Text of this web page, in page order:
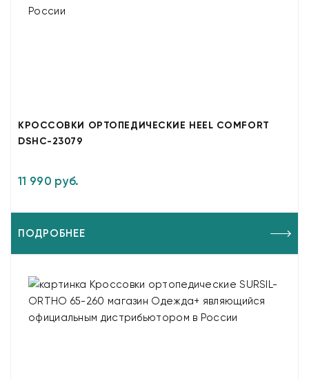
КРОССОВКИ ОРТОПЕДИЧЕСКИЕ HEEL COMFORT
DSHC-23079
11 990 руб.
ПОДРОБНЕЕ